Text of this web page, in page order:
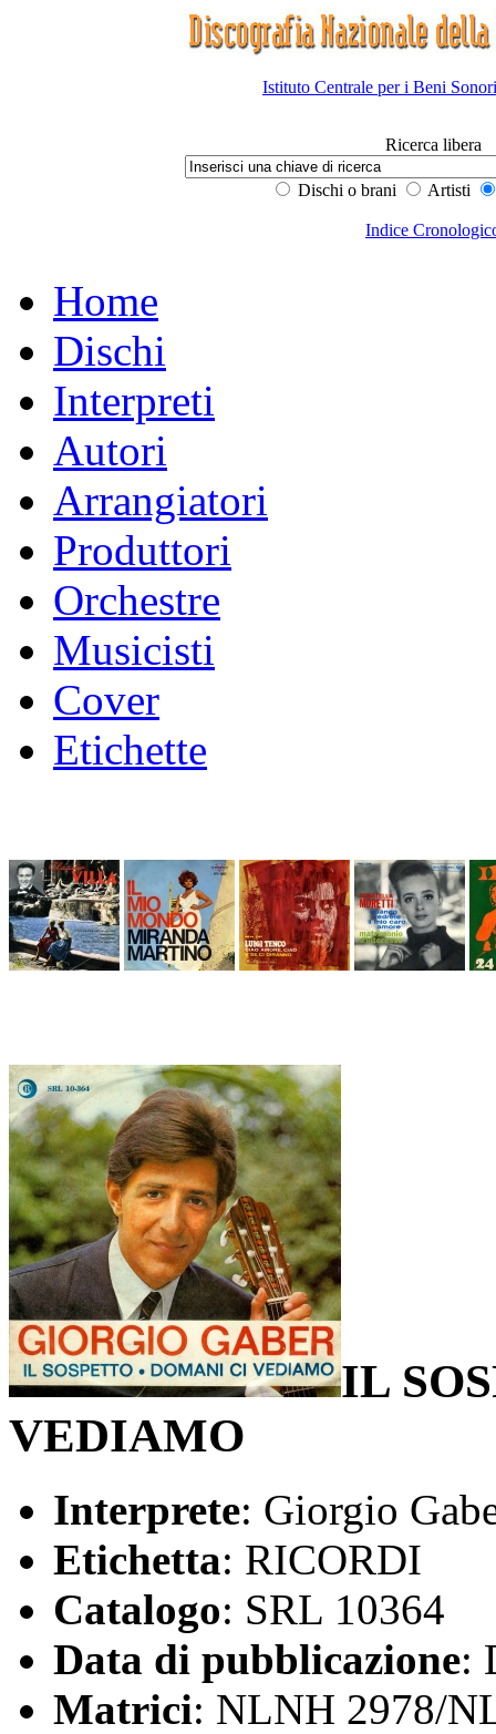
Istituto Centrale per i Beni
Ricerca libera
Dischi o brani Artisti
Indice
Home
Dischi
Interpreti
Autori
Arrangiatori
Produttori
Orchestre
Musicisti
Cover
Etichette
IL
VEDIAMO
Interprete: Giorgio
Etichetta: RICORDI
Catalogo: SRL 10364
Data di pubblicazione:
Matrici: NLNH 2978/